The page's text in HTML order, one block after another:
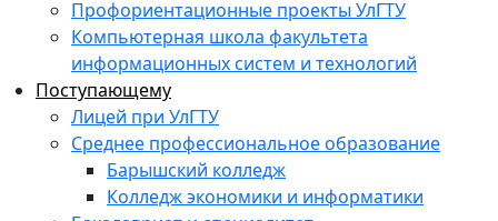
Профориентационные проекты УлГТУ
Компьютерная школа факультета
информационных систем и технологий
Поступающему
Лицей при УлГТУ
Среднее профессиональное образование
Барышский колледж
Колледж экономики и информатики